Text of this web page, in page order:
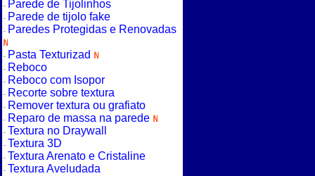
Parede de Tijolinhos
Parede de tijolo fake
Paredes Protegidas e Renovadas
Pasta Texturizad
Reboco
Reboco com Isopor
Recorte sobre textura
Remover textura ou grafiato
Reparo de massa na parede
Textura no Draywall
Textura 3D
Textura Arenato e Cristaline
Textura Aveludada